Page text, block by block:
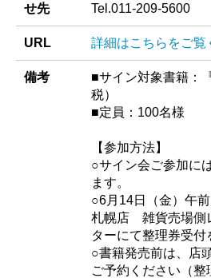
せ先
Tel.011-209-5600
URL 詳細はこちらをご覧
備考
■サイン対象書籍：
税）
■定員：100名様
【参加方法】
○サイン会ご参加に
ます。
○6月14日（金）午
札幌店 雑貨売場側
ターにて整理券受付
○書籍発売前は、店
ご予約ください（